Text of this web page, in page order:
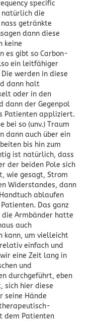
specific
natürlich die
getränkte
dann diese
keine
es gibt so Carbon-
ein leitfähiger
werden in diese
dann halt
oder in den
dann der Gegenpol
Patienten appliziert.
bei so (unv.) Traum
dann auch über ein
bis hin zum
ist natürlich, dass
der beiden Pole sich
wie gesagt, Strom
Widerstandes, dann
ablaufen
Das ganz
die Armbänder hatte
auch
kann, um vielleicht
einfach und
eine Zeit lang in
und
durchgeführt, eben
sich hier diese
seine Hände
dem Patienten